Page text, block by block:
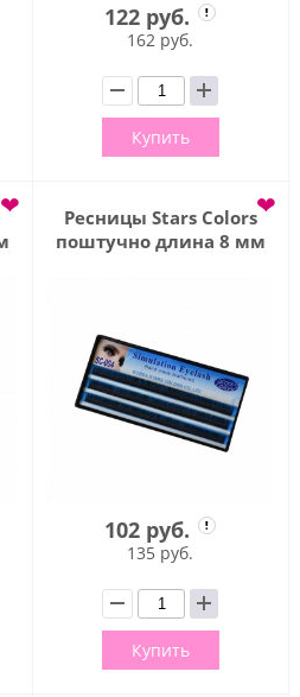
122 руб.
162 руб.
Купить
❤
Ресницы Stars Colors
поштучно длина 8 мм
❤
102 руб.
135 руб.
Купить